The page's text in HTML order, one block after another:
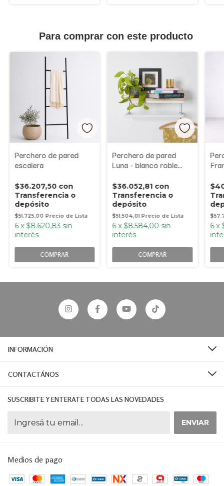
Para comprar con este producto
Perchero de pared
escalera
$51.725,00
$36.207,50 con
Transferencia o
depósito
6 x $8.620,83 sin
interés
COMPRAR
Perchero de pared
Luna - blanco roble
$51.504,01
$36.052,81 con
Transferencia o
depósito
6 x $8.584,00 sin
interés
COMPRAR
6 x
INFORMACIÓN
CONTACTÁNOS
SUSCRIBITE Y ENTERATE TODAS LAS NOVEDADES
Medios de pago